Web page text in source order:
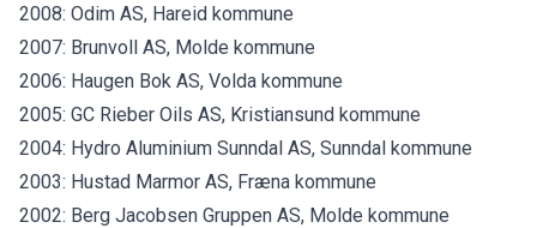
2008: Odim AS, Hareid kommune
2007: Brunvoll AS, Molde kommune
2006: Haugen Bok AS, Volda kommune
2005: GC Rieber Oils AS, Kristiansund kommune
2004: Hydro Aluminium Sunndal AS, Sunndal kommune
2003: Hustad Marmor AS, Fræna kommune
2002: Berg Jacobsen Gruppen AS, Molde kommune